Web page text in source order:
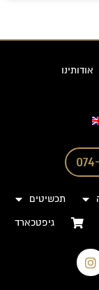
אודותינו
תכשיטים
גיפטכארד
I
n
s